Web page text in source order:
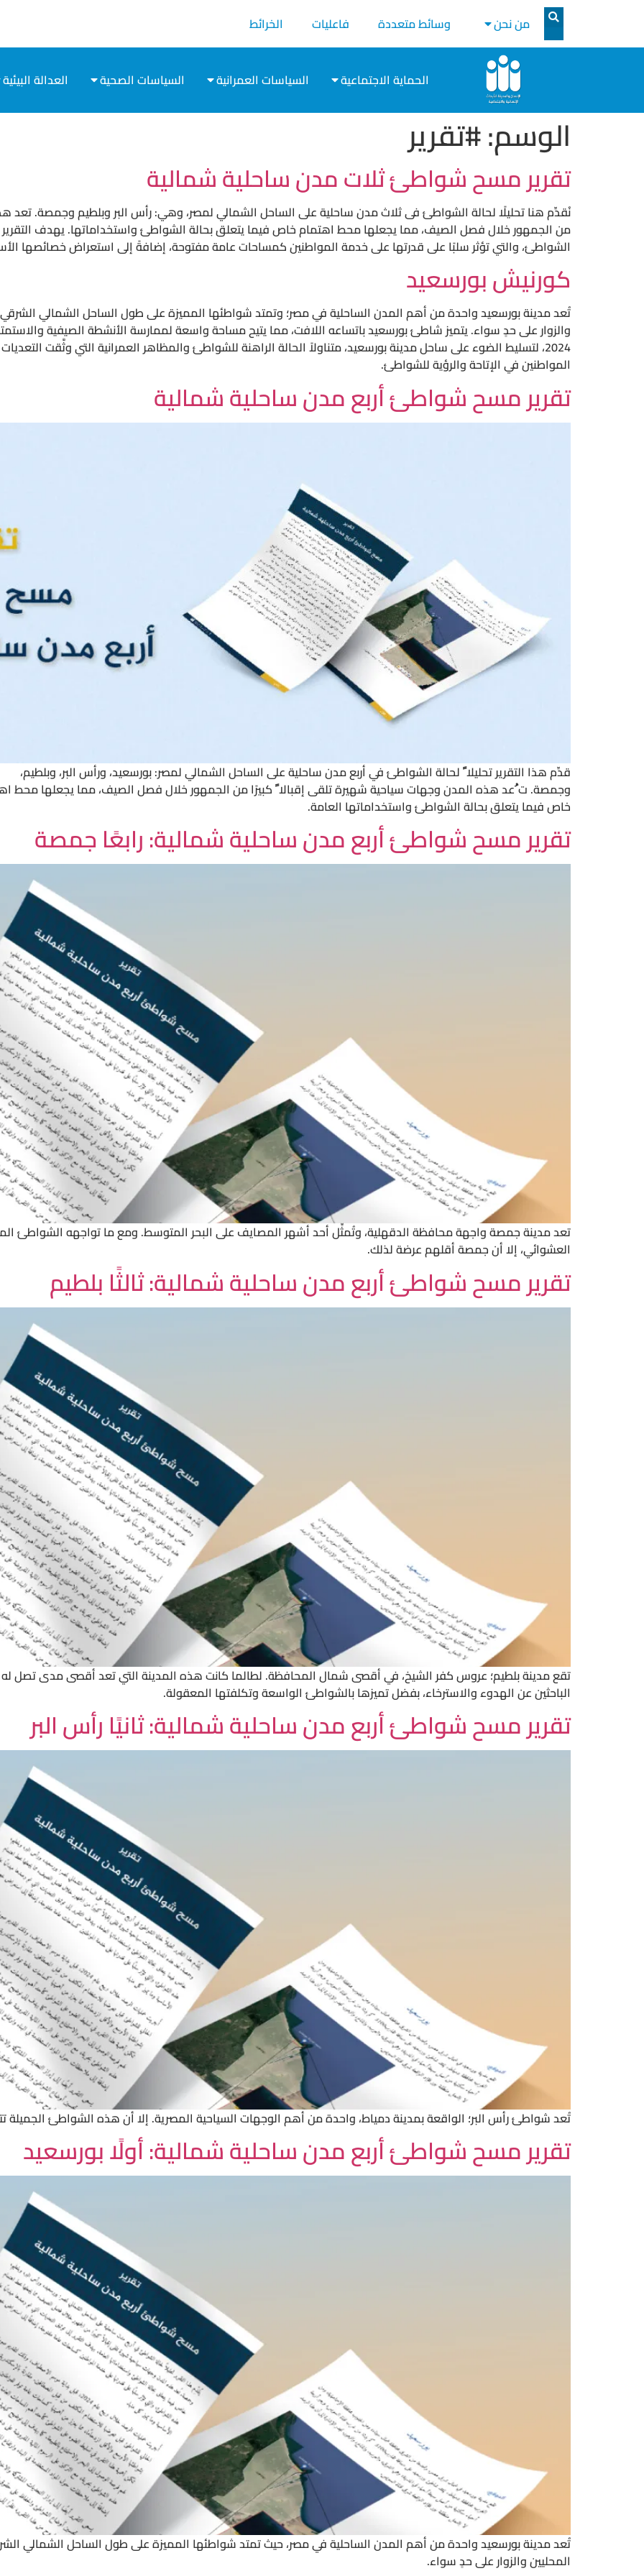
من نحن وسائط متعددة فاعليات الخرائط
الحماية الاجتماعية السياسات العمرانية السياسات الصحية العدالة البيئية
الوسم:#تقرير
تقرير مسح شواطئ ثلات مدن ساحلية شمالية
نُقدِّم هنا تحليلًا لحالة الشواطئ فى ثلاث مدن ساحلية على الساحل الشمالي لمصر، وهي: رأس البر وبلطيم وجمصة. تعد
من الجمهور خلال فصل الصيف، مما يجعلها محط اهتمام خاص فيما يتعلق بحالة الشواطئ واستخداماتها. يهدف التقرير
الشواطئ، والتي تؤثر سلبًا على قدرتها على خدمة المواطنين كمساحات عامة مفتوحة، إضافةً إلى استعراض خصائصها
كورنيش بورسعيد
تُعد مدينة بورسعيد واحدة من أهم المدن الساحلية في مصر؛ وتمتد شواطئها المميزة على طول الساحل الشمالي
والزوار على حدٍ سواء. يتميز شاطئ بورسعيد باتساعه اللافت، مما يتيح مساحة واسعة لممارسة الأنشطة الصيفية
2024، لتسليط الضوء على ساحل مدينة بورسعيد، متناولاً الحالة الراهنة للشواطئ والمظاهر العمرانية التي وثَّقت
المواطنين في الإتاحة والرؤية للشواطئ.
تقرير مسح شواطئ أربع مدن ساحلية شمالية
قدِّم هذا التقرير تحليلا ً لحالة الشواطئ في أربع مدن ساحلية على الساحل الشمالي لمصر: بورسعيد، ورأس البر، وبلطيم،
وجمصة. ت ُعد هذه المدن وجهات سياحية شهيرة تلقى إقبالا ً كبيرًا من الجمهور خلال فصل الصيف، مما يجعلها محط
خاص فيما يتعلق بحالة الشواطئ واستخداماتها العامة.
تقرير مسح شواطئ أربع مدن ساحلية شمالية: رابعًا جمصة
تعد مدينة جمصة واجهة محافظة الدقهلية، وتُمثِّل أحد أشهر المصايف على البحر المتوسط. ومع ما تواجهه الشواطئ
العشوائي، إلا أن جمصة أقلهم عرضة لذلك.
تقرير مسح شواطئ أربع مدن ساحلية شمالية: ثالثًا بلطيم
تقع مدينة بلطيم؛ عروس كفر الشيخ، في أقصى شمال المحافظة. لطالما كانت هذه المدينة التي تعد أقصى مدى تصل له
الباحثين عن الهدوء والاسترخاء، بفضل تميزها بالشواطئ الواسعة وتكلفتها المعقولة.
تقرير مسح شواطئ أربع مدن ساحلية شمالية: ثانيًا رأس البر
تُعد شواطئ رأس البر؛ الواقعة بمدينة دمياط، واحدة من أهم الوجهات السياحية المصرية. إلا أن هذه الشواطئ الجميلة
تقرير مسح شواطئ أربع مدن ساحلية شمالية: أولًا بورسعيد
تُعد مدينة بورسعيد واحدة من أهم المدن الساحلية في مصر، حيث تمتد شواطئها المميزة على طول الساحل الشمالي
المحليين والزوار على حدٍ سواء.